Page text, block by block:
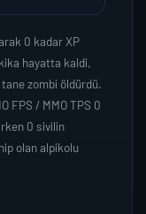
0 kadar XP
hayatta kaldi,
zombi öldürdü.
FPS / MMO TPS 0
0 sivilin
olan alpikolu